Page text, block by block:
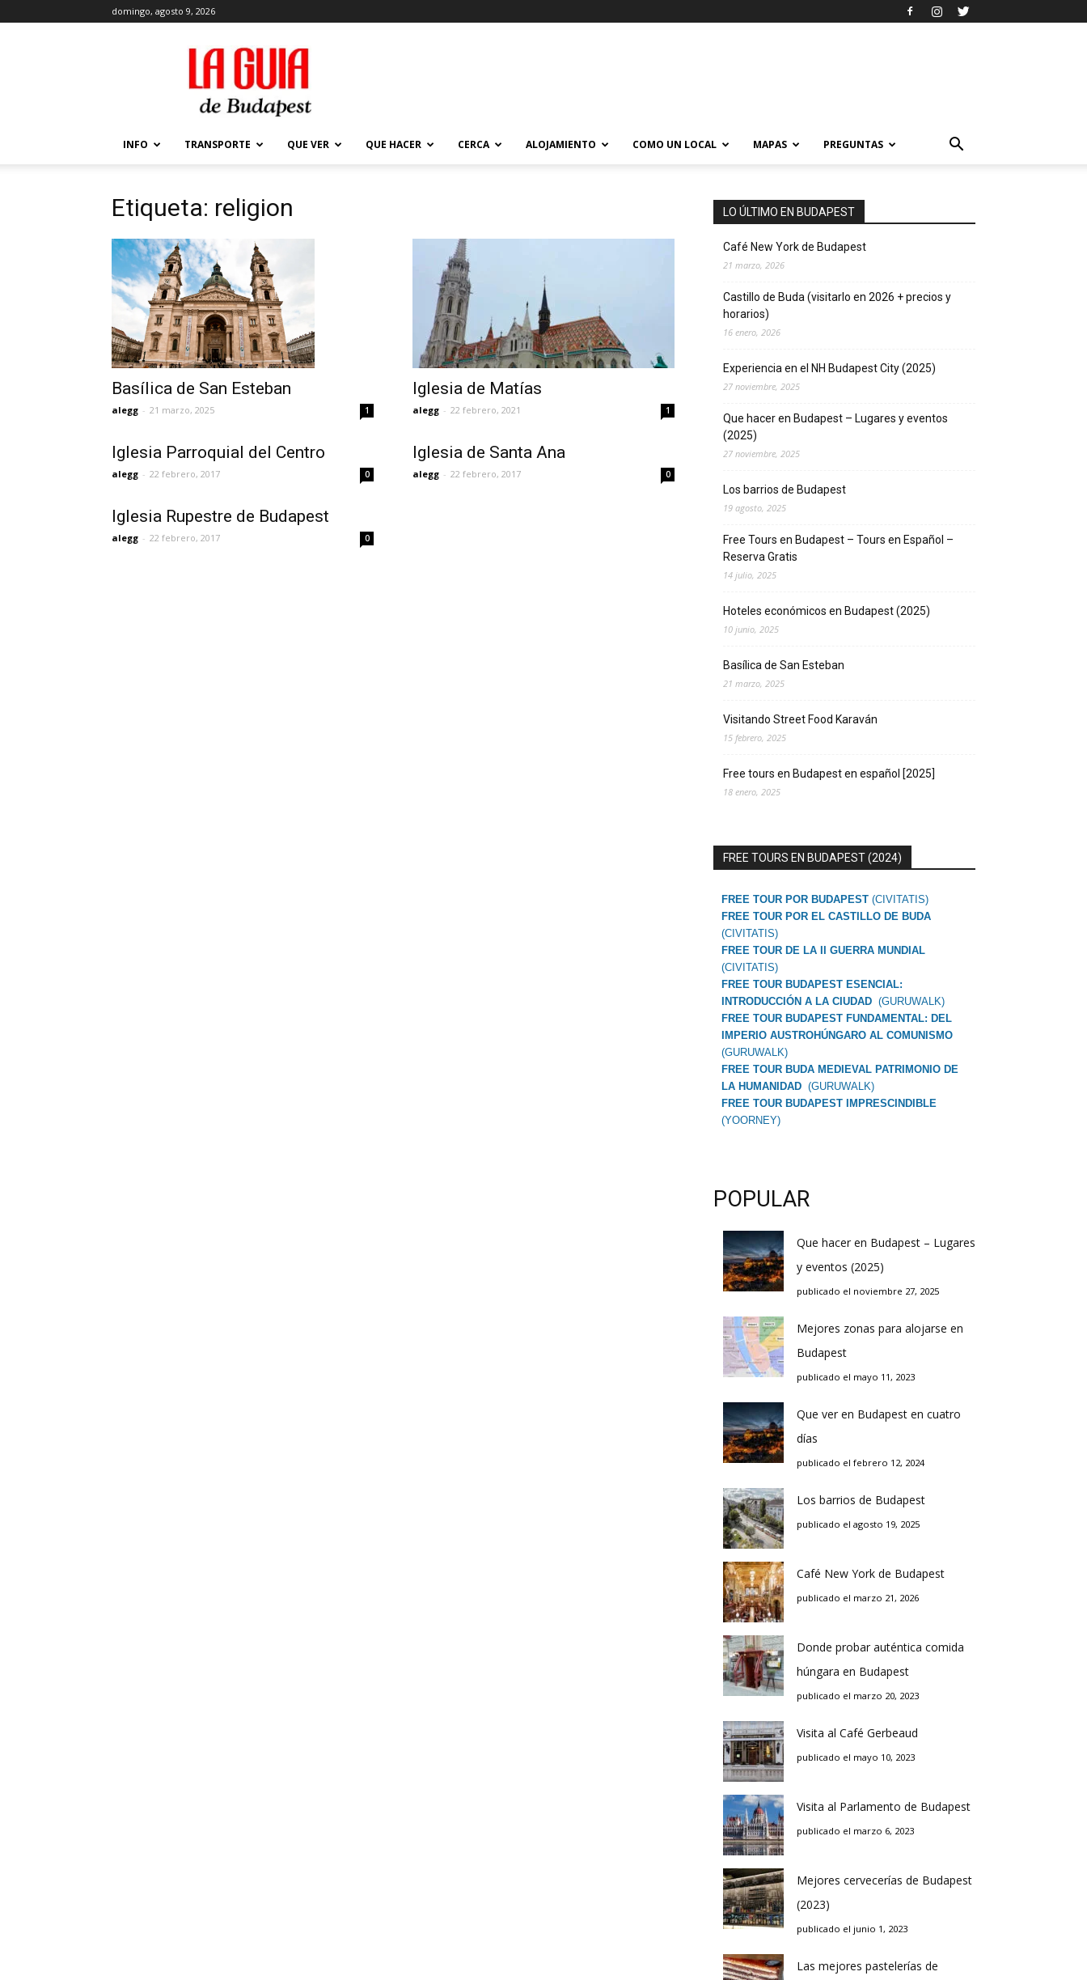
domingo, agosto 9, 2026
La
Guía
de
Budapest
Que
en
Budapest
INFO TRANSPORTE QUE VER QUE HACER CERCA ALOJAMIENTO COMO UN LOCAL MAPAS PREGUNTAS
Etiqueta: religion
Basílica de San Esteban
alegg - 21 marzo, 2025 1
Iglesia de Matías
alegg - 22 febrero, 2021 1
Iglesia Parroquial del Centro
alegg - 22 febrero, 2017 0
Iglesia de Santa Ana
alegg - 22 febrero, 2017 0
Iglesia Rupestre de Budapest
alegg - 22 febrero, 2017 0
LO ÚLTIMO EN BUDAPEST
Café New York de Budapest
21 marzo, 2026
Castillo de Buda (visitarlo en 2026 + precios y
horarios)
16 enero, 2026
Experiencia en el NH Budapest City (2025)
27 noviembre, 2025
Que hacer en Budapest – Lugares y eventos
(2025)
27 noviembre, 2025
Los barrios de Budapest
19 agosto, 2025
Free Tours en Budapest – Tours en Español –
Reserva Gratis
14 julio, 2025
Hoteles económicos en Budapest (2025)
10 junio, 2025
Basílica de San Esteban
21 marzo, 2025
Visitando Street Food Karaván
15 febrero, 2025
Free tours en Budapest en español [2025]
18 enero, 2025
FREE TOURS EN BUDAPEST (2024)
FREE TOUR POR BUDAPEST (CIVITATIS)
FREE TOUR POR EL CASTILLO DE BUDA
(CIVITATIS)
FREE TOUR DE LA II GUERRA MUNDIAL
(CIVITATIS)
FREE TOUR BUDAPEST ESENCIAL:
INTRODUCCIÓN A LA CIUDAD (GURUWALK)
FREE TOUR BUDAPEST FUNDAMENTAL: DEL
IMPERIO AUSTROHÚNGARO AL COMUNISMO
(GURUWALK)
FREE TOUR BUDA MEDIEVAL PATRIMONIO DE
LA HUMANIDAD (GURUWALK)
FREE TOUR BUDAPEST IMPRESCINDIBLE
(YOORNEY)
POPULAR
Que hacer en Budapest – Lugares
y eventos (2025)
publicado el noviembre 27, 2025
Mejores zonas para alojarse en
Budapest
publicado el mayo 11, 2023
Que ver en Budapest en cuatro
días
publicado el febrero 12, 2024
Los barrios de Budapest
publicado el agosto 19, 2025
Café New York de Budapest
publicado el marzo 21, 2026
Donde probar auténtica comida
húngara en Budapest
publicado el marzo 20, 2023
Visita al Café Gerbeaud
publicado el mayo 10, 2023
Visita al Parlamento de Budapest
publicado el marzo 6, 2023
Mejores cervecerías de Budapest
(2023)
publicado el junio 1, 2023
Las mejores pastelerías de